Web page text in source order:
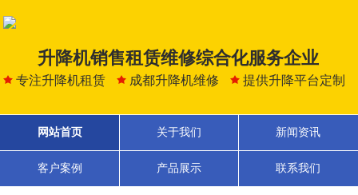
升降机销售租赁维修综合化服务企业
专注升降机租赁 成都升降机维修 提供升降平台定制
网站首页 关于我们 新闻资讯
客户案例 产品展示 联系我们